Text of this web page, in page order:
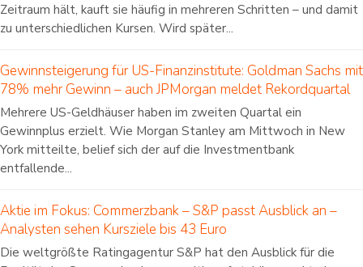
Zeitraum hält, kauft sie häufig in mehreren Schritten – und damit
zu unterschiedlichen Kursen. Wird später...
Gewinnsteigerung für US-Finanzinstitute: Goldman Sachs mit
78% mehr Gewinn – auch JPMorgan meldet Rekordquartal
Mehrere US-Geldhäuser haben im zweiten Quartal ein
Gewinnplus erzielt. Wie Morgan Stanley am Mittwoch in New
York mitteilte, belief sich der auf die Investmentbank
entfallende...
Aktie im Fokus: Commerzbank – S&P passt Ausblick an –
Analysten sehen Kursziele bis 43 Euro
Die weltgrößte Ratingagentur S&P hat den Ausblick für die